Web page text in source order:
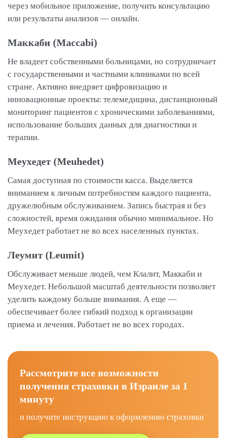
через мобильное приложение, получить консультацию
или результаты анализов — онлайн.
Маккаби (Maccabi)
Не владеет собственными больницами, но сотрудничает
с государственными и частными клиниками по всей
стране. Активно внедряет цифровизацию и
инновационные проекты: телемедицина, дистанционный
мониторинг пациентов с хроническими заболеваниями,
использование больших данных для диагностики и
терапии.
Меухедет (Meuhedet)
Самая доступная по стоимости касса. Выделяется
вниманием к личным потребностям каждого пациента,
дружелюбным обслуживанием. Запись быстрая и без
сложностей, время ожидания обычно минимальное. Но
Меухедет работает не во всех населенных пунктах.
Леумит (Leumit)
Обслуживает меньше людей, чем Клалит, Маккаби и
Меухедет. Небольшой масштаб деятельности позволяет
уделить каждому больше внимания. А еще —
обеспечивает более гибкий подход к организации
приема и лечения. Работает не во всех городах.
Рассмотрите все возможности
получения страховки в Израиле за 1
минуту
и получите инструкцию к оформлению страховки